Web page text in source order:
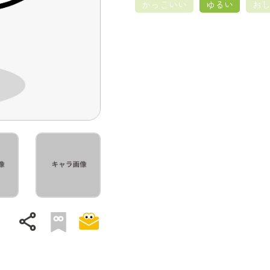
share
かっこいい
ゆるい お